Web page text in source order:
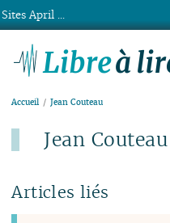
Accueil Jean Couteau
Jean Couteau
Articles liés
Sites April ...